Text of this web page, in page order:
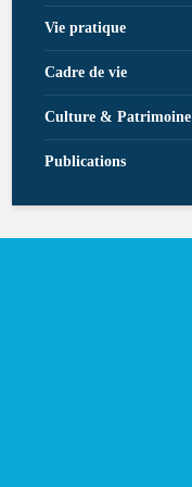
Vie pratique
Cadre de vie
Culture & Patrimoine
Publications